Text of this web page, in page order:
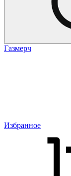
Газмерч
Избранное